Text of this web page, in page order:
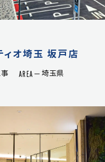
ィオ埼玉 坂戸店
AREA 埼玉県